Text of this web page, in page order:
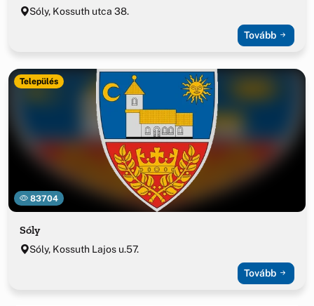
Sóly, Kossuth utca 38.
Tovább
83704
Település
Sóly
Sóly, Kossuth Lajos u.57.
Tovább